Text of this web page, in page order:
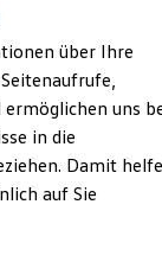
Senger
Bad
über Ihre
ermöglichen uns
in die
Damit
auf Sie